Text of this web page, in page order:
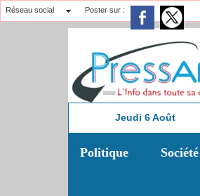
Réseau social Poster sur :
Jeudi 6 Août
Politique Société